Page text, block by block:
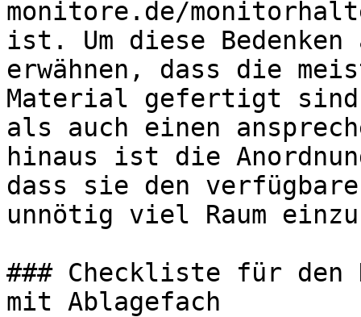
monitore.de/
ist. Um diese
erwähnen, dass die
Material gefertigt
als auch einen
hinaus ist die
dass sie den
unnötig viel Raum
### Checkliste für den
mit Ablagefach